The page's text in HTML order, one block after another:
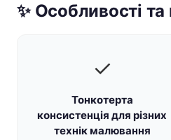
✨ Особливості та
✓
Тонкотерта
консистенція для різних
технік малювання